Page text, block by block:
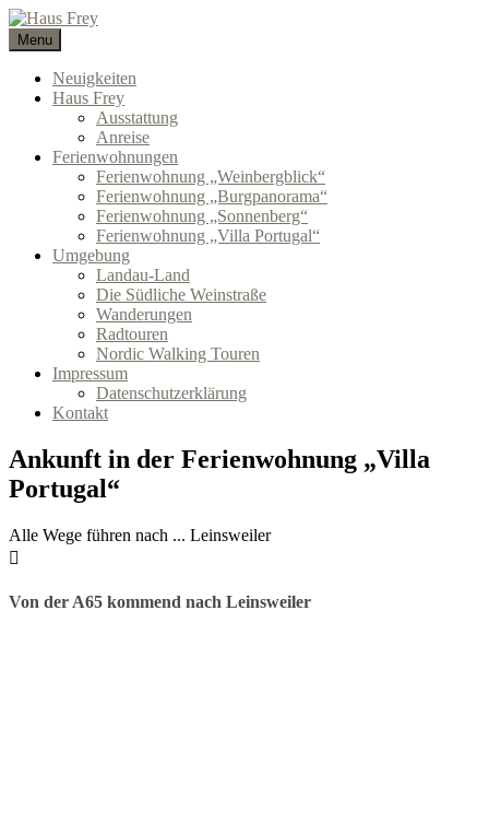
Skip
to
content
Haus Frey
NATUR GENUSS GEMÜTLICHKEIT
Menu
Neuigkeiten
Haus Frey
Ausstattung
Anreise
Ferienwohnungen
Ferienwohnung „Weinbergblick“
Ferienwohnung „Burgpanorama“
Ferienwohnung „Sonnenberg“
Ferienwohnung „Villa Portugal“
Umgebung
Landau-Land
Die Südliche Weinstraße
Wanderungen
Radtouren
Nordic Walking Touren
Impressum
Datenschutzerklärung
Kontakt
Ankunft in der Ferienwohnung „Villa
Portugal“
Alle Wege führen nach ... Leinsweiler
Von der A65 kommend nach Leinsweiler